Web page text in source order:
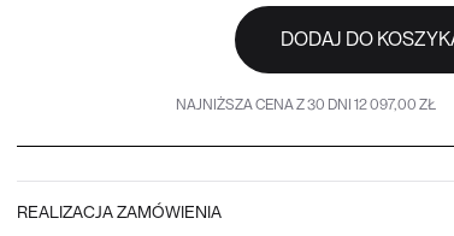
DODAJ DO
NAJNIŻSZA CENA Z 30 DNI 12 097,00 ZŁ
REALIZACJA ZAMÓWIENIA